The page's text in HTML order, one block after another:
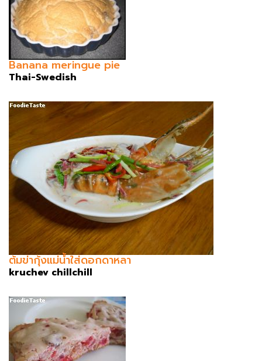
Banana meringue pie
Thai-Swedish
ต้มข่ากุ้งแม่น้ำใส่ดอกดาหลา
kruchev chillchill